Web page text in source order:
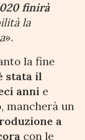
finirà
la
».
la fine
stata il
anni e
mancherà un
a
con le